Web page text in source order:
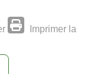
Imprimer la